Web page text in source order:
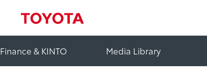
Finance & KINTO Media Library